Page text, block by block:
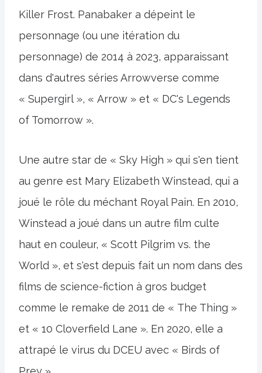
Killer Frost. Panabaker a dépeint le
personnage (ou une itération du
personnage) de 2014 à 2023, apparaissant
dans d'autres séries Arrowverse comme
« Supergirl », « Arrow » et « DC's Legends
of Tomorrow ».
Une autre star de « Sky High » qui s'en tient
au genre est Mary Elizabeth Winstead, qui a
joué le rôle du méchant Royal Pain. En 2010,
Winstead a joué dans un autre film culte
haut en couleur, « Scott Pilgrim vs. the
World », et s'est depuis fait un nom dans des
films de science-fiction à gros budget
comme le remake de 2011 de « The Thing »
et « 10 Cloverfield Lane ». En 2020, elle a
attrapé le virus du DCEU avec « Birds of